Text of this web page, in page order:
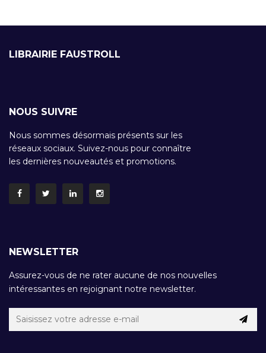
LIBRAIRIE FAUSTROLL
NOUS SUIVRE
Nous sommes désormais présents sur les
réseaux sociaux. Suivez-nous pour connaître
les dernières nouveautés et promotions.
NEWSLETTER
Assurez-vous de ne rater aucune de nos nouvelles
intéressantes en rejoignant notre newsletter.